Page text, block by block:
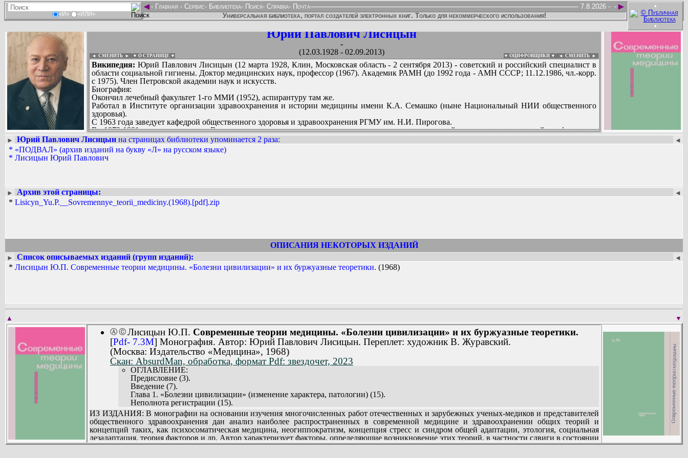
«И» «ИЛИ»
•
•
◄ ►
- Главная - Сервис- Библиотека- Поиск- Справка- Почта -
7.8.2026 -
Универсальная библиотека, портал создателей электронных книг. Только для некоммерческого использования!
Юрий Павлович Лисицын
-
(12.03.1928 - 02.09.2013)
◄ СМЕНИТЬ ► ▼ О СТРАНИЦЕ ▼ ▼ ОЦИФРОВЩИКИ ▼ ◄ СМЕНИТЬ ►
Википедия: Юрий Павлович Лисицын (12 марта 1928, Клин, Московская область - 2 сентября 2013) - советский и российский специалист в
области социальной гигиены. Доктор медицинских наук, профессор (1967). Академик РАМН (до 1992 года - АМН СССР; 11.12.1986, чл.-корр.
с 1975). Член Петровской академии наук и искусств.
Биография:
Окончил лечебный факультет 1-го ММИ (1952), аспирантуру там же.
Работал в Институте организации здравоохранения и истории медицины имени К.А. Семашко (ныне Национальный НИИ общественного
здоровья).
С 1963 года заведует кафедрой общественного здоровья и здравоохранения РГМУ им. Н.И. Пирогова.
В 1972-1981 годах директор Всесоюзного научно-исследовательского института медицинской и медико-технической информации
(ВНИИМИ).
С 1973 года - президент Конфедерации историков медицины (международной) (Международного (ранее - Всесоюзного) общества историков
медицины).
В 1981-1988 годах директор Центрального издательства «Медицина».
Похоронен в Москве на Даниловском кладбище.
Научная деятельность:
Один из основоположников науки о социальных основах здравоохранения. Им создана крупная научная школа в области социальной гигиены
санология, проблемы алкоголизма и наркомании.
эволюция общих типов (профилей) патологии - эпидемического, неэпидемического, смешанного,
воздействие образа жизни на формирование здоровья.
:
Вадим Ершов...
AbsurdMan, звездочет...
► ◄
Юрий Павлович Лисицын на страницах библиотеки упоминается 2 раза:
* «ПОДВАЛ» (архив изданий на букву «Л» на русском языке)
* Лисицын Юрий Павлович
► ◄
Архив этой страницы:
* Lisicyn_Yu.P.__Sovremennye_teorii_mediciny.(1968).[pdf].zip
ОПИСАНИЯ НЕКОТОРЫХ ИЗДАНИЙ
► ◄
Список описываемых изданий (групп изданий):
* Лисицын Ю.П. Современные теории медицины. «Болезни цивилизации» и их буржуазные теоретики. (1968)
▼
▲
Ⓐ Ⓒ Лисицын Ю.П. Современные теории медицины. «Болезни цивилизации» и их буржуазные теоретики.
[Pdf- 7.3M] Монография. Автор: Юрий Павлович Лисицын. Переплет: художник В. Журавский.
(Москва: Издательство «Медицина», 1968)
Скан: AbsurdMan, обработка, формат Pdf: звездочет, 2023
ОГЛАВЛЕНИЕ:
Предисловие (3).
Введение (7).
Глава 1. «Болезни цивилизации» (изменение характера, патологии) (15).
Неполнота регистрации (15).
Отступление инфекционных и паразитарных заболеваний (16).
«Эпидемия» хронических неэпидемических болезней и травматизма (25).
Проблема общественного здравоохранения №1 - психические заболевания (45).
Структура смертности (56).
«Постарение» населения (60).
ИЗ ИЗДАНИЯ: В монографии на основании изучения многочисленных работ отечественных и зарубежных ученых-медиков и представителей
общественного здравоохранения дан анализ наиболее распространенных в современной медицине и здравоохранении общих теорий и
концепций таких, как психосоматическая медицина, неогиппократизм, концепция стресс и синдром общей адаптации, этология, социальная
дезадаптация, теория факторов и др. Автор характеризует факторы, определяющие возникновение этих теорий, в частности сдвиги в состоянии
здоровья населения капиталистических стран, показывает связи теорий и концепций в медицине и здравоохранении с современными школами